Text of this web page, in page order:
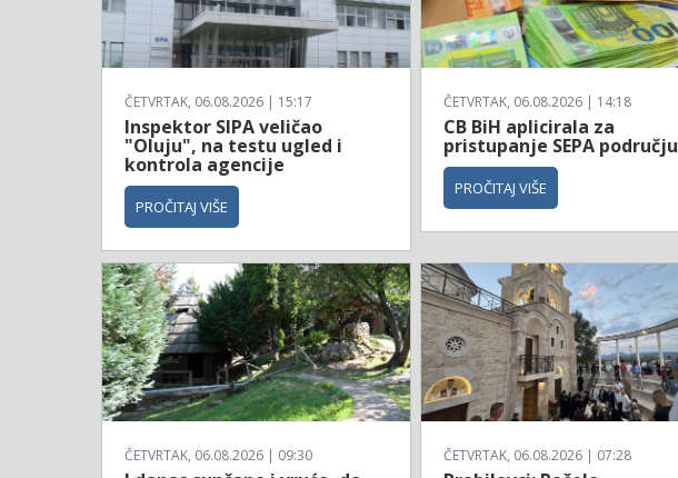
ČETVRTAK, 06.08.2026 | 15:17
Inspektor SIPA veličao
"Oluju", na testu ugled i
kontrola agencije
PROČITAJ VIŠE
ČETVRTAK, 06.08.2026 | 14:18
CB BiH aplicirala za
pristupanje SEPA području
PROČITAJ VIŠE
ČETVRTAK, 06.08.2026 | 09:30 ČETVRTAK, 06.08.2026 | 07:28